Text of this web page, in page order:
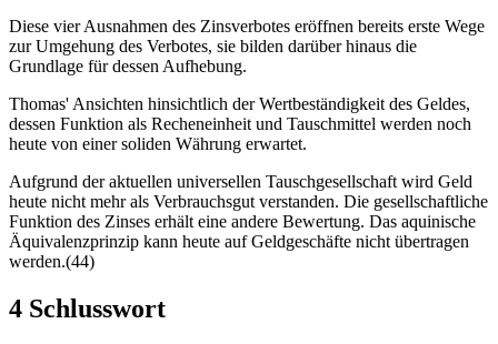
Diese vier Ausnahmen des Zinsverbotes eröffnen bereits erste Wege
zur Umgehung des Verbotes, sie bilden darüber hinaus die
Grundlage für dessen Aufhebung.
Thomas' Ansichten hinsichtlich der Wertbeständigkeit des Geldes,
dessen Funktion als Recheneinheit und Tauschmittel werden noch
heute von einer soliden Währung erwartet.
Aufgrund der aktuellen universellen Tauschgesellschaft wird Geld
heute nicht mehr als Verbrauchsgut verstanden. Die gesellschaftliche
Funktion des Zinses erhält eine andere Bewertung. Das aquinische
Äquivalenzprinzip kann heute auf Geldgeschäfte nicht übertragen
werden.(44)
4 Schlusswort